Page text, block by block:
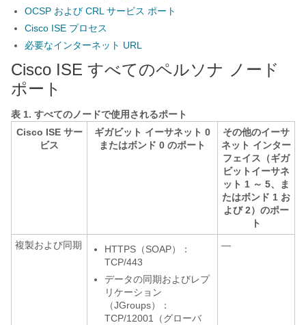
OCSP および CRL サービス ポート
Cisco ISE プロセス
必要なインターネット URL
Cisco ISE すべてのペルソナ ノード
ポート
表 1. すべてのノードで使用されるポート
Cisco ISE サー
ビス
ギガビット イーサネット 0
またはボンド 0 のポート
その他のイーサ
ネット インター
フェイス（ギガ
ビットイーサネ
ット 1 ～ 5、ま
たはボンド 1 お
よび 2）のポー
ト
複製および同期
HTTPS（SOAP）：
TCP/443
データの同期およびレプ
リケーション
（JGroups）：
TCP/12001（グローバ
—